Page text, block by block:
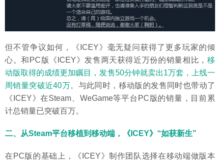
但不管争议如何，《ICEY》毫无疑问获得了更多玩家的倾
心。和PC版《ICEY》发售两天获得近万份的销量相比， 移
动版取得的成绩更加瞩目，发售50分钟就卖出1万套，上线一
周销量突破近40万。 与此同时，移动版的发售同时也带动了
《ICEY》在Steam、WeGame等平台PC版的销量，目前累
计总销量已突破百万。
二、从Steam平台移植到移动端，《ICEY》“如获新生”
在PC版的基础上，《ICEY》制作团队选择在移动端做版本